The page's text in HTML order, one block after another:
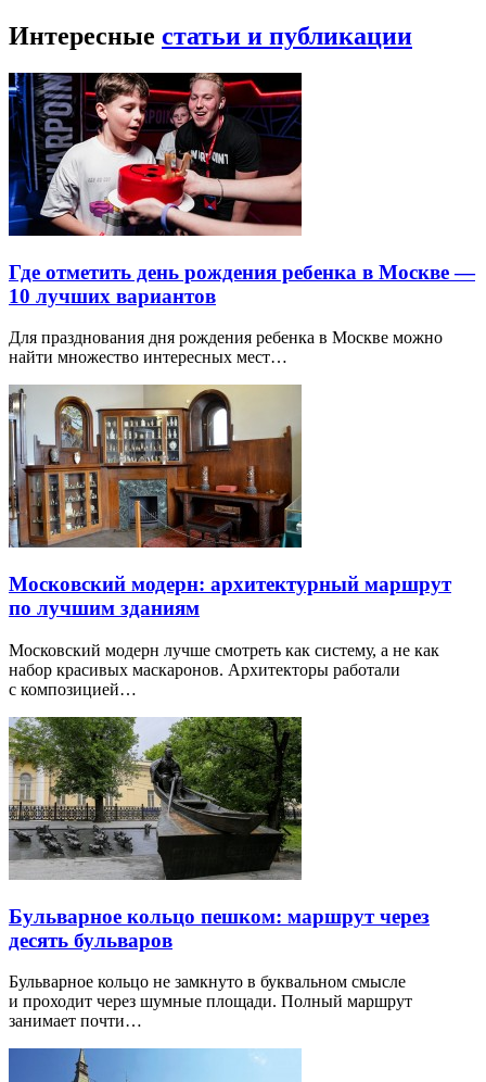
Интересные статьи и публикации
Где отметить день рождения ребенка в Москве —
10 лучших вариантов
Для празднования дня рождения ребенка в Москве можно
найти множество интересных мест…
Московский модерн: архитектурный маршрут
по лучшим зданиям
Московский модерн лучше смотреть как систему, а не как
набор красивых маскаронов. Архитекторы работали
с композицией…
Бульварное кольцо пешком: маршрут через
десять бульваров
Бульварное кольцо не замкнуто в буквальном смысле
и проходит через шумные площади. Полный маршрут
занимает почти…